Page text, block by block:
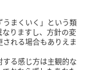
うまくいく」という類
りますし、方針の変
れる場合もありえま
る感じ方は主観的な